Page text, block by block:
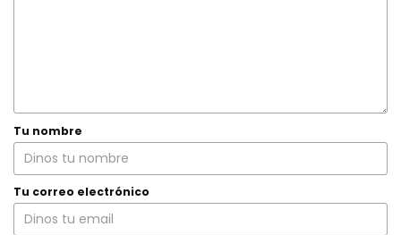
Tu nombre
Tu correo electrónico